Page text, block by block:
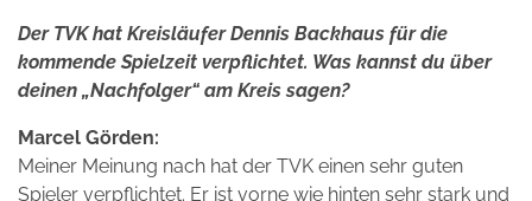
Der TVK hat Kreisläufer Dennis Backhaus für die
kommende Spielzeit verpflichtet. Was kannst du über
deinen „Nachfolger“ am Kreis sagen?
Marcel Görden:
Meiner Meinung nach hat der TVK einen sehr guten
Spieler verpflichtet. Er ist vorne wie hinten sehr stark und